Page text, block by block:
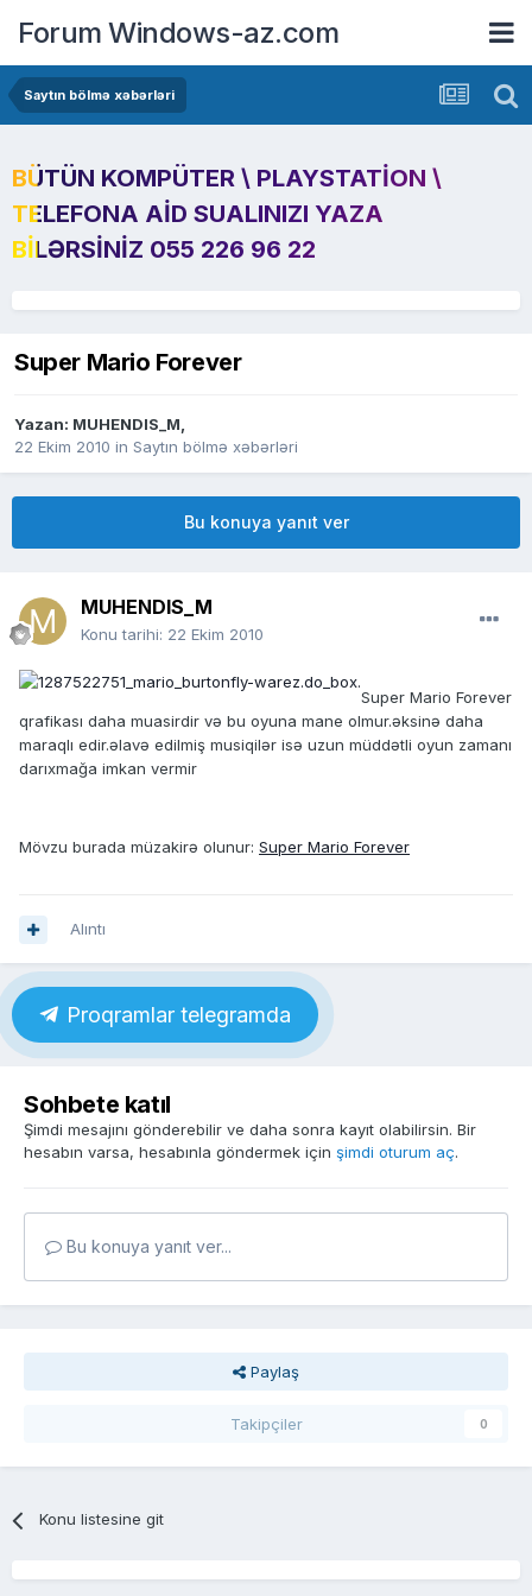
Forum Windows-az.com
Saytın bölmə xəbərləri
BÜTÜN KOMPÜTER \ PLAYSTATION \
TELEFONA AID SUALINIZI YAZA
BILƏRSINIZ 055 226 96 22
Super Mario Forever
Yazan: MUHENDIS_M,
22 Ekim 2010 in Saytın bölmə xəbərləri
Bu konuya yanıt ver
MUHENDIS_M
Konu tarihi: 22 Ekim 2010
Super Mario Forever
qrafikası daha muasirdir və bu oyuna mane olmur.əksinə daha
maraqlı edir.əlavə edilmiş musiqilər isə uzun müddətli oyun zamanı
darıxmağa imkan vermir
Mövzu burada müzakirə olunur: Super Mario Forever
Alıntı
Proqramlar telegramda
Sohbete katıl
Şimdi mesajını gönderebilir ve daha sonra kayıt olabilirsin. Bir
hesabın varsa, hesabınla göndermek için şimdi oturum aç.
Bu konuya yanıt ver...
Paylaş
Takipçiler 0
Konu listesine git